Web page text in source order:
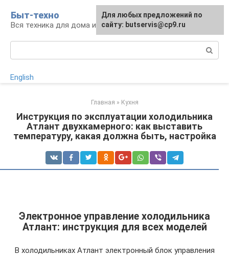
контенту
Быт-техно
Вся техника для дома и сада
English
Главная » Кухня
Инструкция по эксплуатации холодильника
Атлант двухкамерного: как выставить
температуру, какая должна быть, настройка
Электронное управление холодильника
Атлант: инструкция для всех моделей
В холодильниках Атлант электронный блок управления
Для любых предложений по
сайту: butservis@cp9.ru